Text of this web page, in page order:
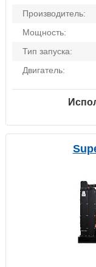
Производитель:
Мощность:
Тип запуска:
Двигатель: